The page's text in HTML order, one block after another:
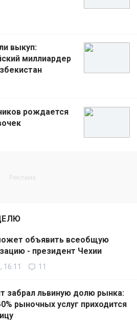
выкуп:
миллиардер
рождается
объявить всеобщую
- президент Чехии
16:11 11
забрал львиную долю рынка:
рыночных услуг приходится